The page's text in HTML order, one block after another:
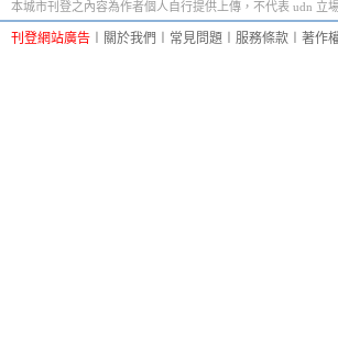
本城市刊登之內容為作者個人自行提供上傳，不代表 udn 立場
刊登網站廣告 關於我們 常見問題 服務條款 著作